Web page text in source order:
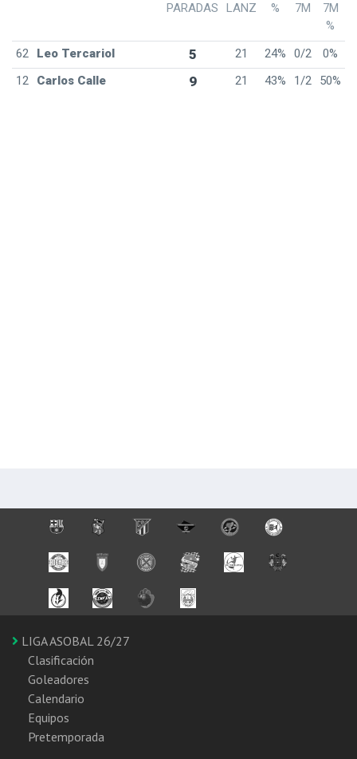
PARADAS LANZ % 7M
7M
%
62
Leo Tercariol 5 21 24% 0/2
0%
12
Carlos Calle 9 21 43% 1/2 50%
LIGA ASOBAL 26/27
Clasificación
Goleadores
Calendario
Equipos
Pretemporada